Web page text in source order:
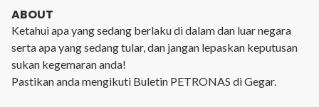
ABOUT
Ketahui apa yang sedang berlaku di dalam dan luar negara
serta apa yang sedang tular, dan jangan lepaskan keputusan
sukan kegemaran anda!
Pastikan anda mengikuti Buletin PETRONAS di Gegar.